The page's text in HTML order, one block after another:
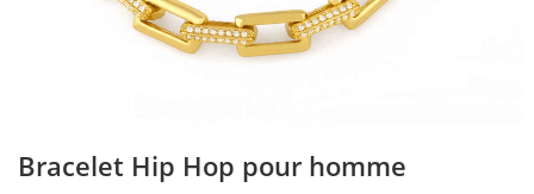
Bracelet Hip Hop pour homme